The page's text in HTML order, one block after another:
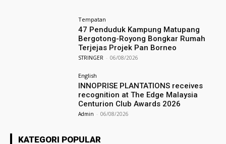
Tempatan
47 Penduduk Kampung Matupang
Bergotong-Royong Bongkar Rumah
Terjejas Projek Pan Borneo
STRINGER - 06/08/2026
English
INNOPRISE PLANTATIONS receives
recognition at The Edge Malaysia
Centurion Club Awards 2026
Admin - 06/08/2026
KATEGORI POPULAR